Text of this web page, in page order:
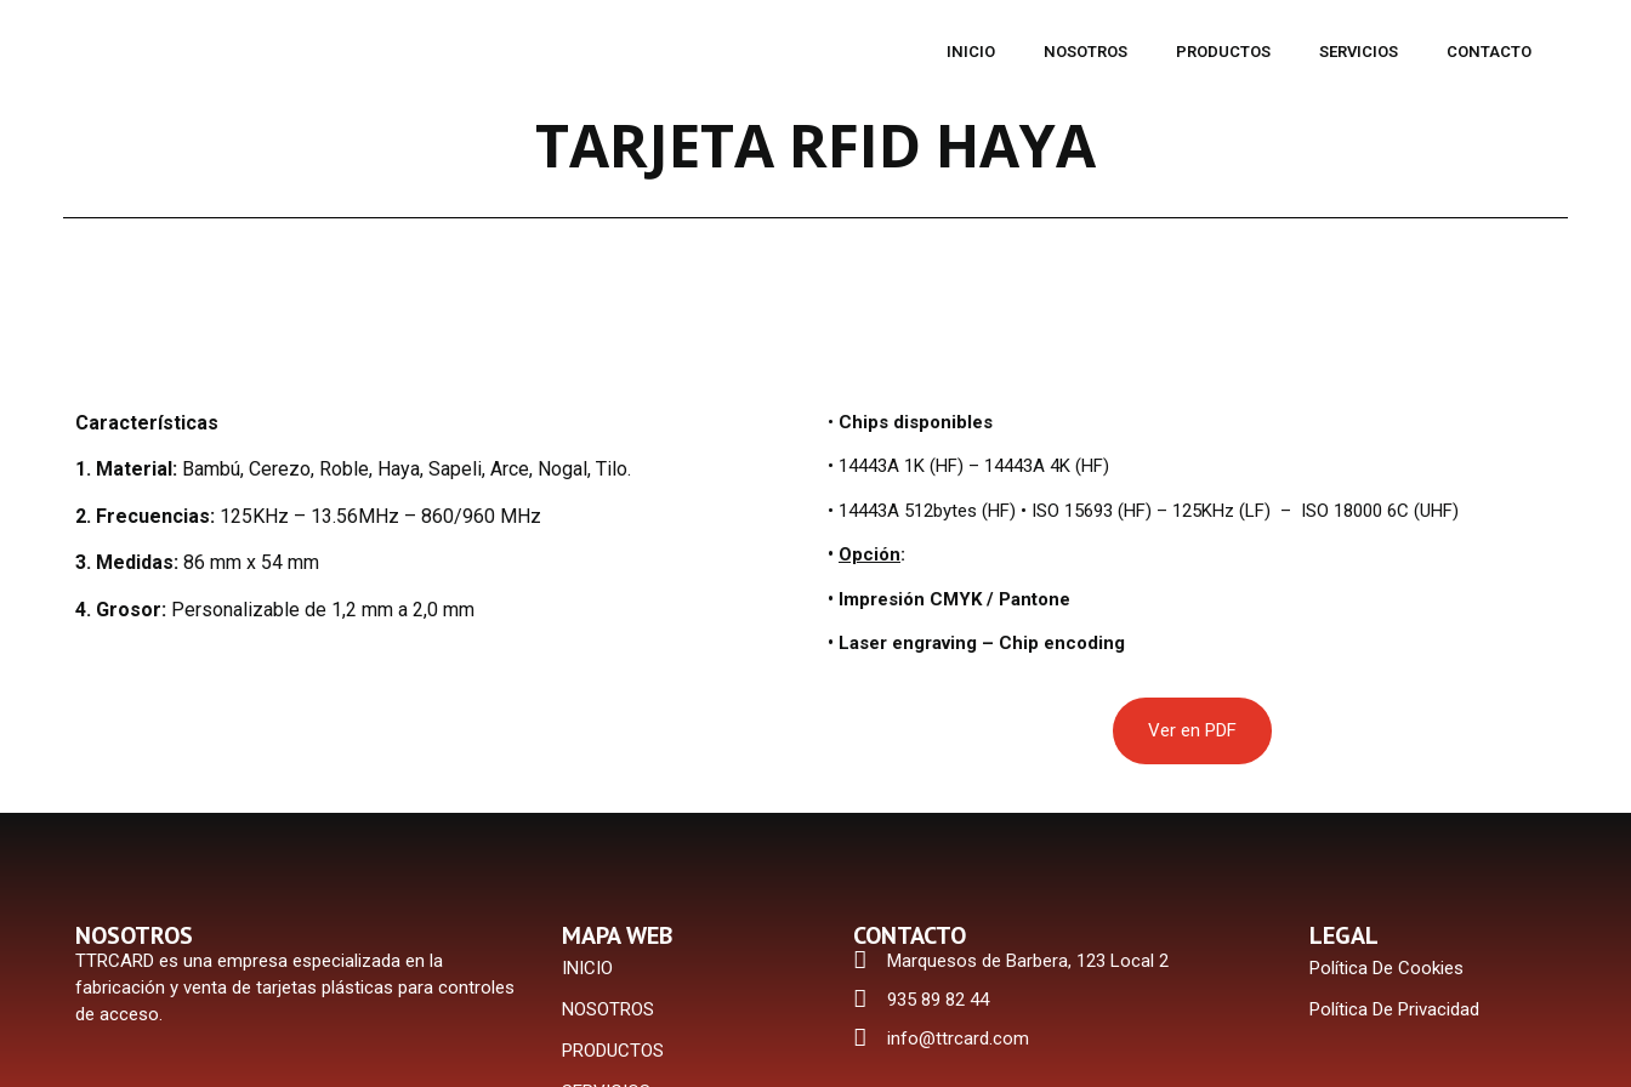
INICIO NOSOTROS PRODUCTOS SERVICIOS CONTACTO
TARJETA RFID HAYA
Características
1. Material: Bambú, Cerezo, Roble, Haya, Sapeli, Arce, Nogal, Tilo.
2. Frecuencias: 125KHz – 13.56MHz – 860/960 MHz
3. Medidas: 86 mm x 54 mm
4. Grosor: Personalizable de 1,2 mm a 2,0 mm
• Chips disponibles
• 14443A 1K (HF) – 14443A 4K (HF)
• 14443A 512bytes (HF) • ISO 15693 (HF) – 125KHz (LF) – ISO 18000 6C (UHF)
• Opción:
• Impresión CMYK / Pantone
• Laser engraving – Chip encoding
Ver en PDF
NOSOTROS
TTRCARD es una empresa especializada en la
fabricación y venta de tarjetas plásticas para controles
de acceso.
MAPA WEB
INICIO
NOSOTROS
PRODUCTOS
CONTACTO
Marquesos de Barbera, 123 Local 2
935 89 82 44
info@ttrcard.com
LEGAL
Política De Cookies
Política De Privacidad